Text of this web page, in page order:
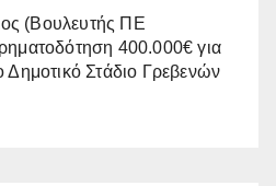
(Βουλευτής ΠΕ
400.000€ για
Δημοτικό Στάδιο Γρεβενών